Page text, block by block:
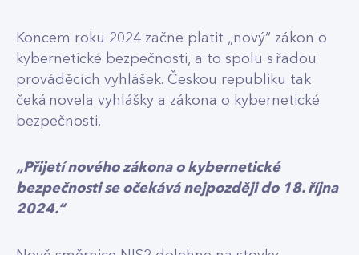
Koncem roku 2024 začne platit „nový“ zákon o
kybernetické bezpečnosti, a to spolu s řadou
prováděcích vyhlášek. Českou republiku tak
čeká novela vyhlášky a zákona o kybernetické
bezpečnosti.
„Přijetí nového zákona o kybernetické
bezpečnosti se očekává nejpozději do 18. října
2024.“